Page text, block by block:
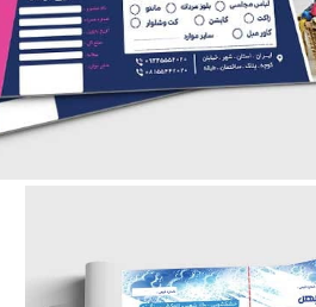
دانلود رسید خشکشویی